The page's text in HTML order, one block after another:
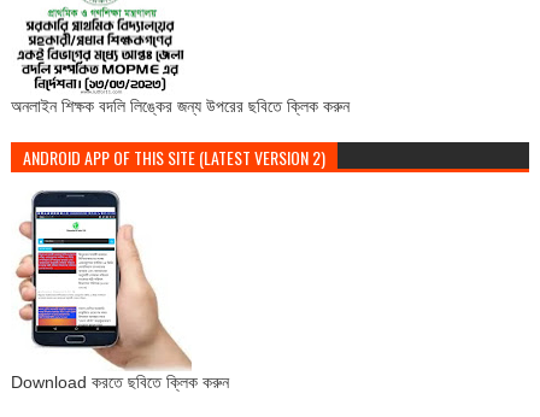
অনলাইন শিক্ষক বদলি লিঙ্কের জন্য উপরের ছবিতে ক্লিক করুন
ANDROID APP OF THIS SITE (LATEST VERSION 2)
Download করতে ছবিতে ক্লিক করুন